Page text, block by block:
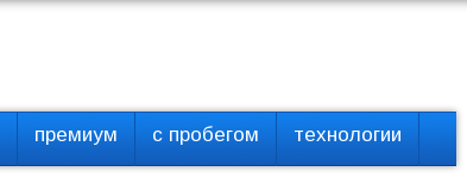
премиум с пробегом технологии